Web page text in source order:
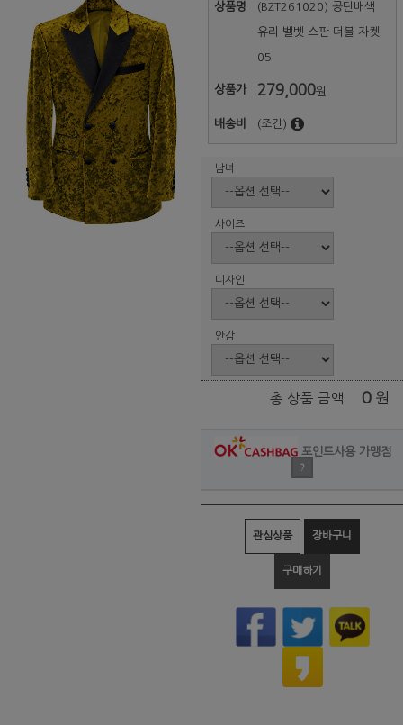
상품명 (BZT261020) 공단배색
유리 벨벳 스판 더블 자켓
05
상품가 279,000원
배송비 (조건)
남녀
사이즈
디자인
안감
총 상품 금액 0 원
포인트사용 가맹점
?
관심상품 장바구니
구매하기